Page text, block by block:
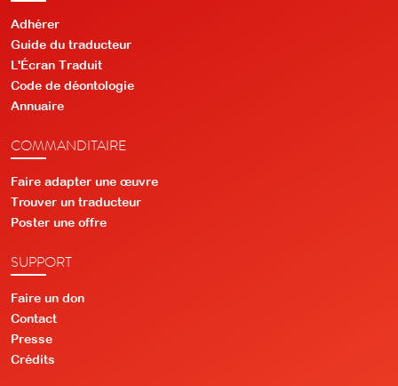
Adhérer
Guide du traducteur
L'Écran Traduit
Code de déontologie
Annuaire
COMMANDITAIRE
Faire adapter une œuvre
Trouver un traducteur
Poster une offre
SUPPORT
Faire un don
Contact
Presse
Crédits